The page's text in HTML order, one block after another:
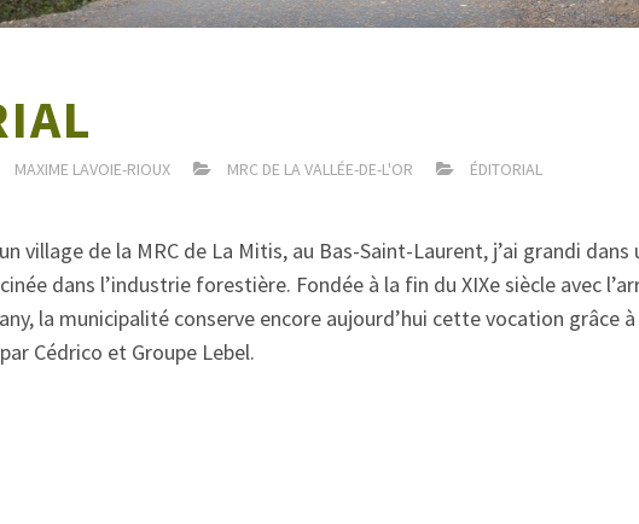
MAXIME LAVOIE-RIOUX MRC DE LA VALLÉE-DE-L'OR ÉDITORIAL
village de la MRC de La Mitis, au Bas-Saint-Laurent, j’ai grandi
dans l’industrie forestière. Fondée à la fin du XIXe siècle avec
la municipalité conserve encore aujourd’hui cette vocation grâce
Cédrico et Groupe Lebel.